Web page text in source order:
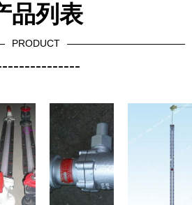
品列表
PRODUCT